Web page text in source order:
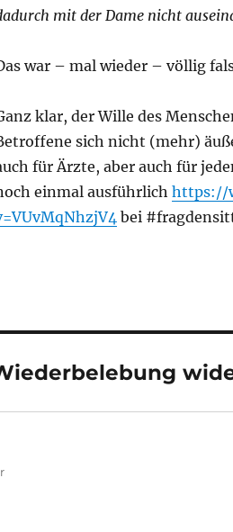
mit der Dame nicht
war – mal wieder – völlig
klar, der Wille des
sich nicht (mehr)
für Ärzte, aber auch für
einmal ausführlich https://
bei